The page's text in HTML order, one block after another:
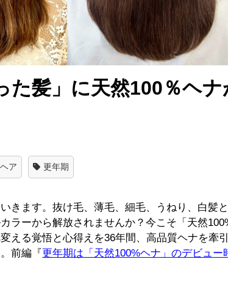
た髪」に天然100％ヘ
ヘア 更年期
きます。抜け毛、薄毛、細毛、うねり、白髪
ラーから解放されませんか？今こそ「天然
える覚悟と心得えを36年間、高品質ヘナを牽
前編『 更年期は「天然100%ヘナ」のデビュー